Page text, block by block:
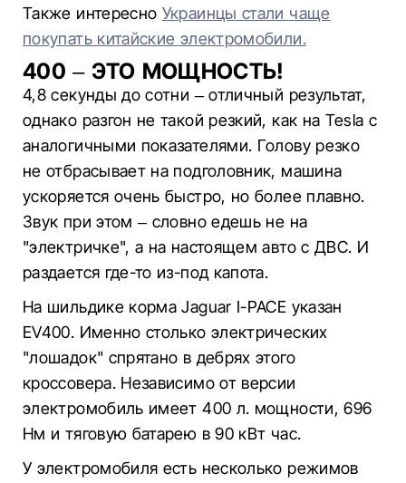
Также интересно Украинцы стали чаще
покупать китайские электромобили.
400 – ЭТО МОЩНОСТЬ!
4,8 секунды до сотни – отличный результат,
однако разгон не такой резкий, как на Tesla с
аналогичными показателями. Голову резко
не отбрасывает на подголовник, машина
ускоряется очень быстро, но более плавно.
Звук при этом – словно едешь не на
"электричке", а на настоящем авто с ДВС. И
раздается где-то из-под капота.
На шильдике корма Jaguar I-PACE указан
EV400. Именно столько электрических
"лошадок" спрятано в дебрях этого
кроссовера. Независимо от версии
электромобиль имеет 400 л. мощности, 696
Нм и тяговую батарею в 90 кВт час.
У электромобиля есть несколько режимов